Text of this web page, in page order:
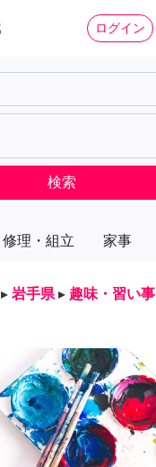
ログイン
修理・組立 家事
検索
▸ 岩手県 ▸ 趣味・習い事